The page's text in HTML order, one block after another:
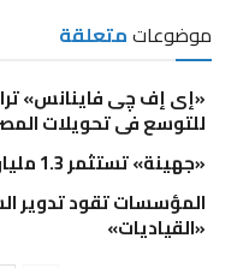
موضوعاتمتعلقة
«إى إف چى فاينانس»
للتوسع فى تحويلات
«جهينة» تستثمر 1.3 مليار جنيه بالنصف الأول
المؤسسات تقود تدوير
«القياديات»